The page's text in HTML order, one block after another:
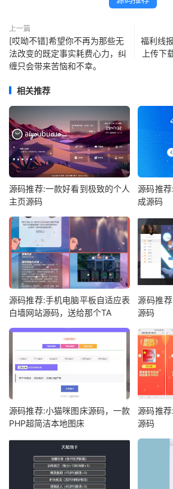
上一篇
[哎呦不错]希望你不再为那些无
法改变的既定事实耗费心力，纠
缠只会带来苦恼和不幸。 ​​​​
福利线
上传下
相关推荐
源码推荐:一款好看到极致的个人
主页源码
源码推
成源码
源码推荐:手机电脑平板自适应表
白墙网站源码，送给那个TA
源码推
源码
源码推荐:小猫咪图床源码，一款
PHP超简洁本地图床
源码推
源码